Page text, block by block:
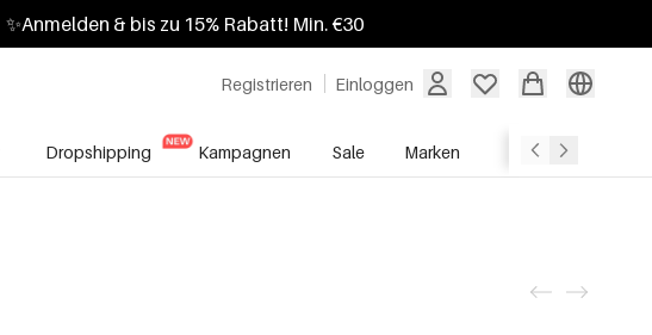
✨Anmelden & bis zu 15% Rabatt! Min. €30
Registrieren Einloggen
Dropshipping Kampagnen Sale Marken